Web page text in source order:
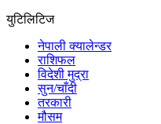
युटिलिटिज
नेपाली क्यालेन्डर
राशिफल
विदेशी मुद्रा
सुन/चाँदी
तरकारी
मौसम